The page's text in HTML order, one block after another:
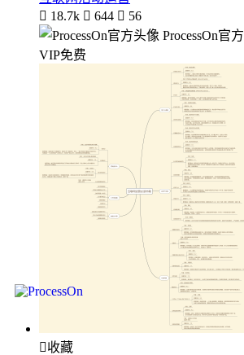
 18.7k  644  56
ProcessOn官方
VIP免费
收藏